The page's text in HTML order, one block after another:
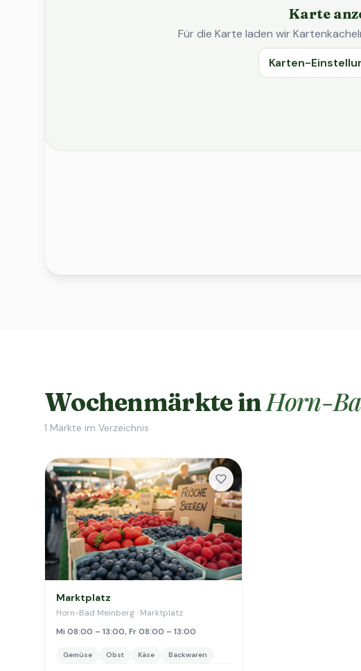
Karte
Für die Karte laden wir
Karten-
Wochenmärkte inHorn-
1 Märkte im Verzeichnis
Marktplatz
Horn-Bad Meinberg · Marktplatz
Mi 08:00 – 13:00, Fr 08:00 – 13:00
Gemüse Obst Käse Backwaren